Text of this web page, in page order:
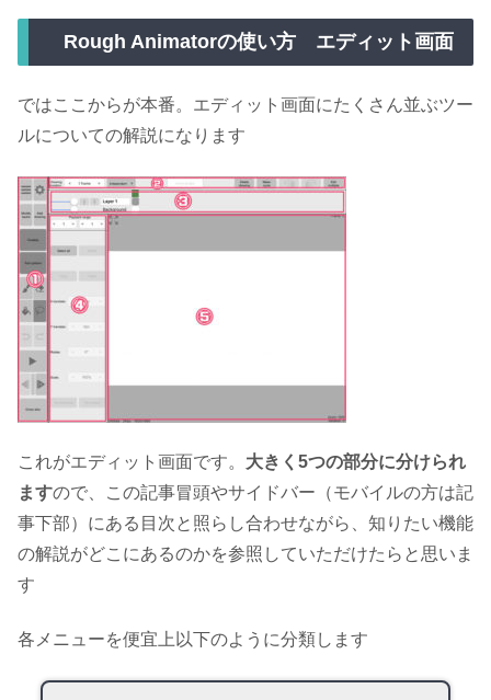
Rough Animatorの使い方 エディット画面
ではここからが本番。エディット画面にたくさん並ぶツー
ルについての解説になります
これがエディット画面です。 大きく5つの部分に分けられ
ますので、この記事冒頭やサイドバー（モバイルの方は記
事下部）にある目次と照らし合わせながら、知りたい機能
の解説がどこにあるのかを参照していただけたらと思いま
す
各メニューを便宜上以下のように分類します